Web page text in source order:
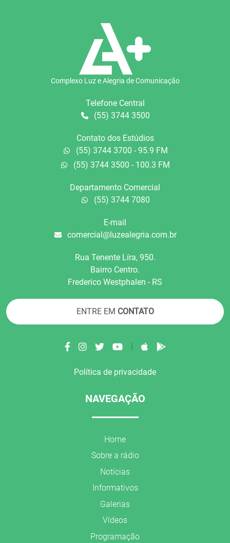
Complexo Luz e Alegria de Comunicação
Telefone Central
(55) 3744 3500
Contato dos Estúdios
(55) 3744 3700 - 95.9 FM
(55) 3744 3500 - 100.3 FM
Departamento Comercial
(55) 3744 7080
E-mail
comercial@luzealegria.com.br
Rua Tenente Líra, 950.
Bairro Centro.
Frederico Westphalen - RS
ENTRE EM CONTATO
|
Política de privacidade
NAVEGAÇÃO
Home
Sobre a rádio
Notícias
Informativos
Galerias
Vídeos
Programação